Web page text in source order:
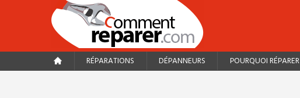
RÉPARATIONS DÉPANNEURS POURQUOI RÉPARER